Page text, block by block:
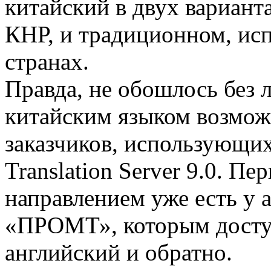
китайский в двух
КНР, и традиционном,
странах.
Правда, не обошлось без
китайским языком
заказчиков,
Translation Server 9.0.
направлением уже есть у
«ПРОМТ», которым
английский и обратно.